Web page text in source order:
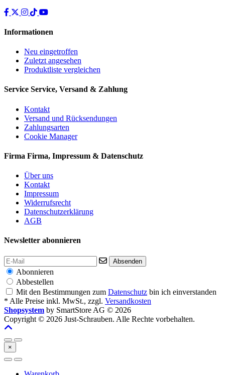
Informationen
Neu eingetroffen
Zuletzt angesehen
Produktliste vergleichen
Service Service, Versand & Zahlung
Kontakt
Versand und Rücksendungen
Zahlungsarten
Cookie Manager
Firma Firma, Impressum & Datenschutz
Über uns
Kontakt
Impressum
Widerrufsrecht
Datenschutzerklärung
AGB
Newsletter abonnieren
Absenden
Abonnieren
Abbestellen
Mit den Bestimmungen zum Datenschutz bin ich einverstanden
* Alle Preise inkl. MwSt., zzgl. Versandkosten
Shopsystem by SmartStore AG © 2026
Copyright © 2026 Just-Schrauben. Alle Rechte vorbehalten.
×